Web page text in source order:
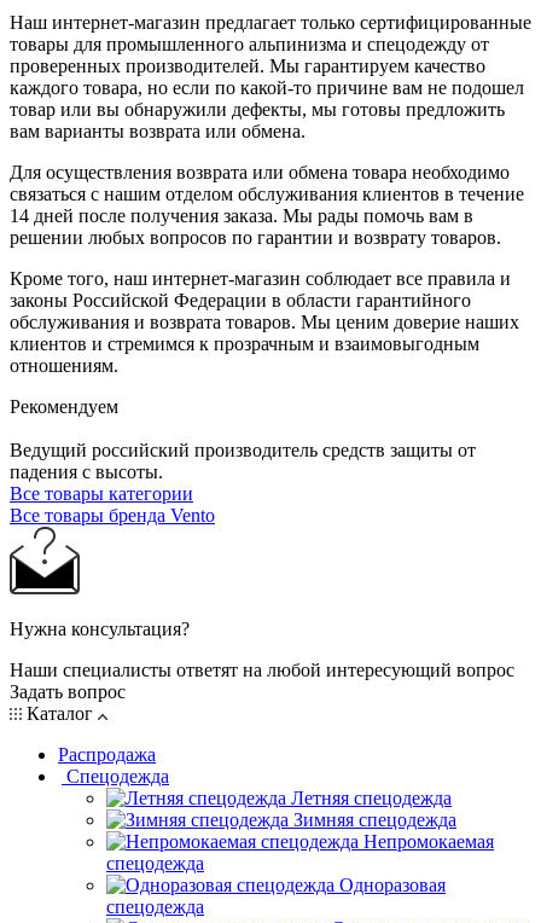
Наш интернет-магазин предлагает только сертифицированные
товары для промышленного альпинизма и спецодежду от
проверенных производителей. Мы гарантируем качество
каждого товара, но если по какой-то причине вам не подошел
товар или вы обнаружили дефекты, мы готовы предложить
вам варианты возврата или обмена.
Для осуществления возврата или обмена товара необходимо
связаться с нашим отделом обслуживания клиентов в течение
14 дней после получения заказа. Мы рады помочь вам в
решении любых вопросов по гарантии и возврату товаров.
Кроме того, наш интернет-магазин соблюдает все правила и
законы Российской Федерации в области гарантийного
обслуживания и возврата товаров. Мы ценим доверие наших
клиентов и стремимся к прозрачным и взаимовыгодным
отношениям.
Рекомендуем
Ведущий российский производитель средств защиты от
падения с высоты.
Все товары категории
Все товары бренда Vento
Нужна консультация?
Наши специалисты ответят на любой интересующий вопрос
Задать вопрос
Каталог
Распродажа
Спецодежда
Летняя спецодежда
Зимняя спецодежда
Непромокаемая
спецодежда
Одноразовая
спецодежда